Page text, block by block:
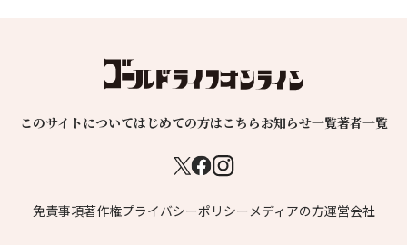
このサイトについてはじめての方はこちらお知らせ一覧著者一覧
免責事項著作権プライバシーポリシーメディアの方運営会社